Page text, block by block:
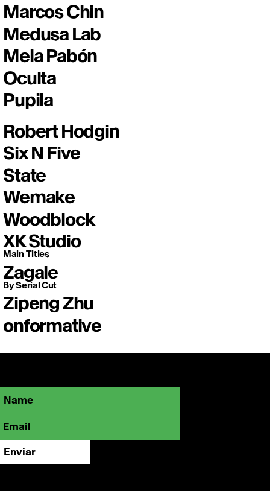
Marcos Chin
Medusa Lab
Mela Pabón
Oculta
Pupila
Robert Hodgin
Six N Five
State
Wemake
Woodblock
XK Studio
Main Titles
Zagale
By Serial Cut
Zipeng Zhu
onformative
Enviar